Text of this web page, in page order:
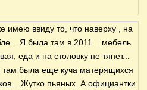
имею ввиду то, что наверху , на
Я была там в 2011... мебель
еда и на столовку не тянет...
там была еще куча матерящихся
Жутко пьяных. А официантки